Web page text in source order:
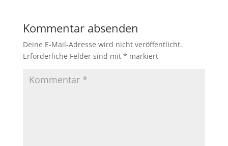
Kommentar absenden
Deine E-Mail-Adresse wird nicht veröffentlicht.
Erforderliche Felder sind mit * markiert